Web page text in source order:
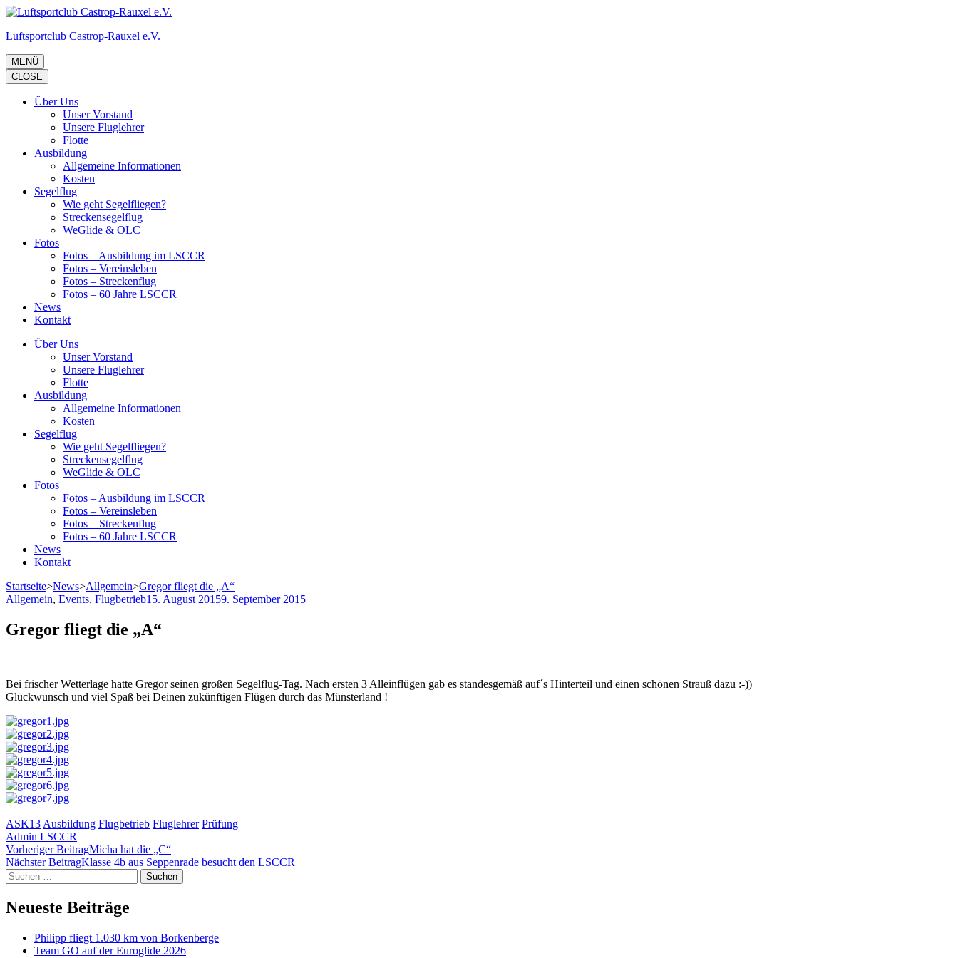
Zum
springen
drücken)
Luftsportclub Castrop-Rauxel e.V.
MENÜ
CLOSE
Über Uns
Unser Vorstand
Unsere Fluglehrer
Flotte
Ausbildung
Allgemeine Informationen
Kosten
Segelflug
Wie geht Segelfliegen?
Streckensegelflug
WeGlide & OLC
Fotos
Fotos – Ausbildung im LSCCR
Fotos – Vereinsleben
Fotos – Streckenflug
Fotos – 60 Jahre LSCCR
News
Kontakt
Über Uns
Unser Vorstand
Unsere Fluglehrer
Flotte
Ausbildung
Allgemeine Informationen
Kosten
Segelflug
Wie geht Segelfliegen?
Streckensegelflug
WeGlide & OLC
Fotos
Fotos – Ausbildung im LSCCR
Fotos – Vereinsleben
Fotos – Streckenflug
Fotos – 60 Jahre LSCCR
News
Kontakt
Startseite>News>Allgemein>Gregor fliegt die „A“
Allgemein, Events, Flugbetrieb15. August 20159. September 2015
Gregor fliegt die „A“
Bei frischer Wetterlage hatte Gregor seinen großen Segelflug-Tag. Nach ersten 3 Alleinflügen gab es standesgemäß auf´s Hinterteil und einen schönen Strauß dazu :-))
Glückwunsch und viel Spaß bei Deinen zukünftigen Flügen durch das Münsterland !
ASK13 Ausbildung Flugbetrieb Fluglehrer Prüfung
Admin LSCCR
Beitragsnavigation
Vorheriger BeitragMicha hat die „C“
Nächster BeitragKlasse 4b aus Seppenrade besucht den LSCCR
Suchen
nach:
Neueste Beiträge
Philipp fliegt 1.030 km von Borkenberge
Team GO auf der Euroglide 2026